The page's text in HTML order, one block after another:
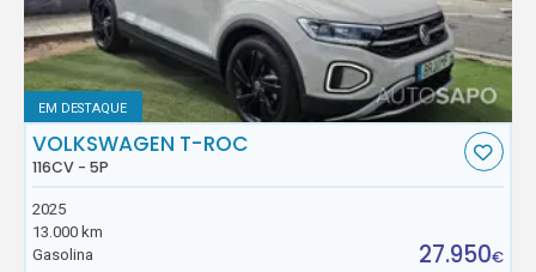
EM DESTAQUE
VOLKSWAGEN T-ROC
116CV - 5P
2025
13.000 km
Gasolina
27.950€